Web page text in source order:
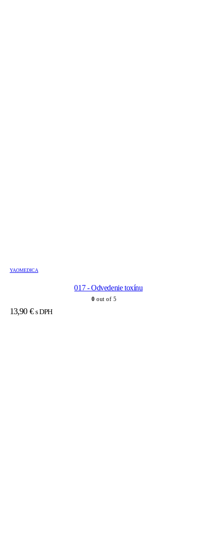
YAOMEDICA
017 - Odvedenie toxínu
0 out of 5
13,90 € s DPH